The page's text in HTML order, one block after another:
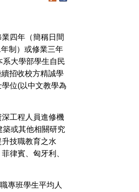
四年（簡稱日間
制）或修業三年
系大學部學生自民
招收校方精誠學
位(以中文教學為
工程人員進修機
或其他相關研究
技職教育之水
律賓、匈牙利、
專班學生平均人